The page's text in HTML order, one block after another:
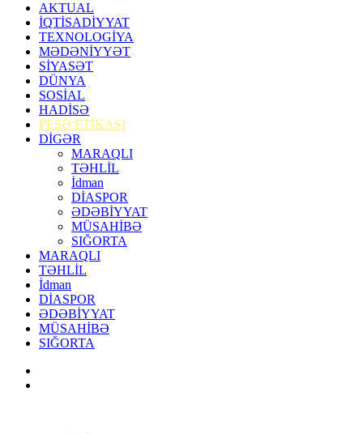
AKTUAL
İQTİSADİYYAT
TEXNOLOGİYA
MƏDƏNİYYƏT
SİYASƏT
DÜNYA
SOSİAL
HADİSƏ
PEŞƏ ETİKASI
DİGƏR
MARAQLI
TƏHLİL
İdman
DİASPOR
ƏDƏBİYYAT
MÜSAHİBƏ
SIĞORTA
MARAQLI
TƏHLİL
İdman
DİASPOR
ƏDƏBİYYAT
MÜSAHİBƏ
SIĞORTA